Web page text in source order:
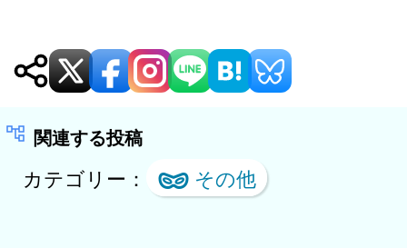
関連する投稿
カテゴリー： その他